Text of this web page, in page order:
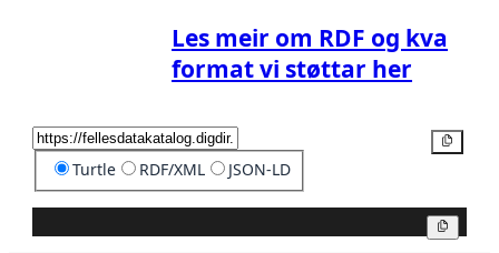
Les meir om RDF og kva
format vi støttar her
Turtle RDF/XML JSON-LD